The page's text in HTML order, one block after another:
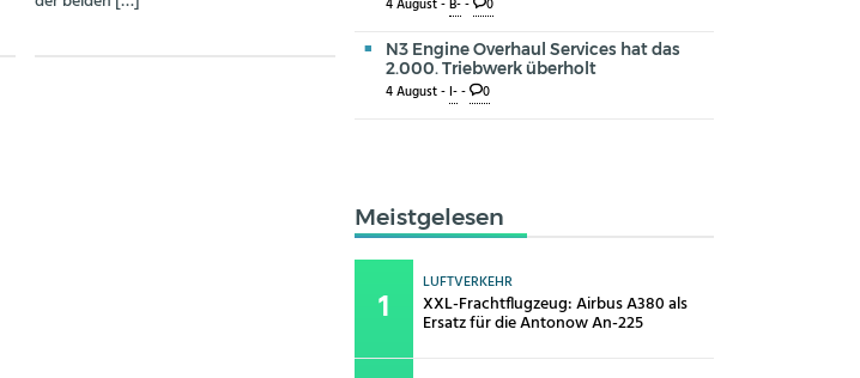
4 August -B-- 0
N3 Engine Overhaul Services hat das
2.000. Triebwerk überholt
4 August -I-- 0
Meistgelesen
LUFTVERKEHR
XXL-Frachtflugzeug: Airbus A380 als
Ersatz für die Antonow An-225